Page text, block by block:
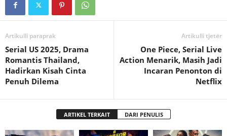
Artikulli paraprak
Serial US 2025, Drama
Romantis Thailand,
Hadirkan Kisah Cinta
Penuh Dilema
Artikulli tjetër
One Piece, Serial Live
Action Menarik, Masih Jadi
Incaran Penonton di
Netflix
ARTIKEL TERKAIT DARI PENULIS